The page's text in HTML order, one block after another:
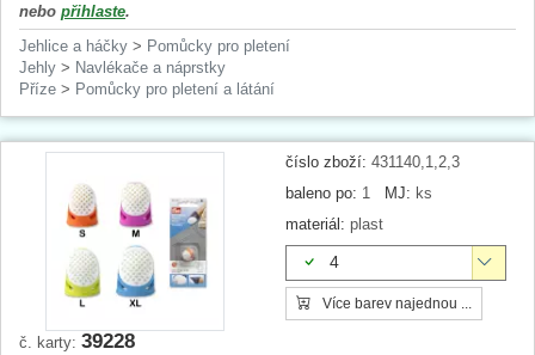
nebo přihlaste.
Jehlice a háčky > Pomůcky pro pletení
Jehly > Navlékače a náprstky
Příze > Pomůcky pro pletení a látání
číslo zboží: 431140,1,2,3
baleno po: 1 MJ: ks
materiál: plast
4
Více barev najednou ...
č. karty: 39228